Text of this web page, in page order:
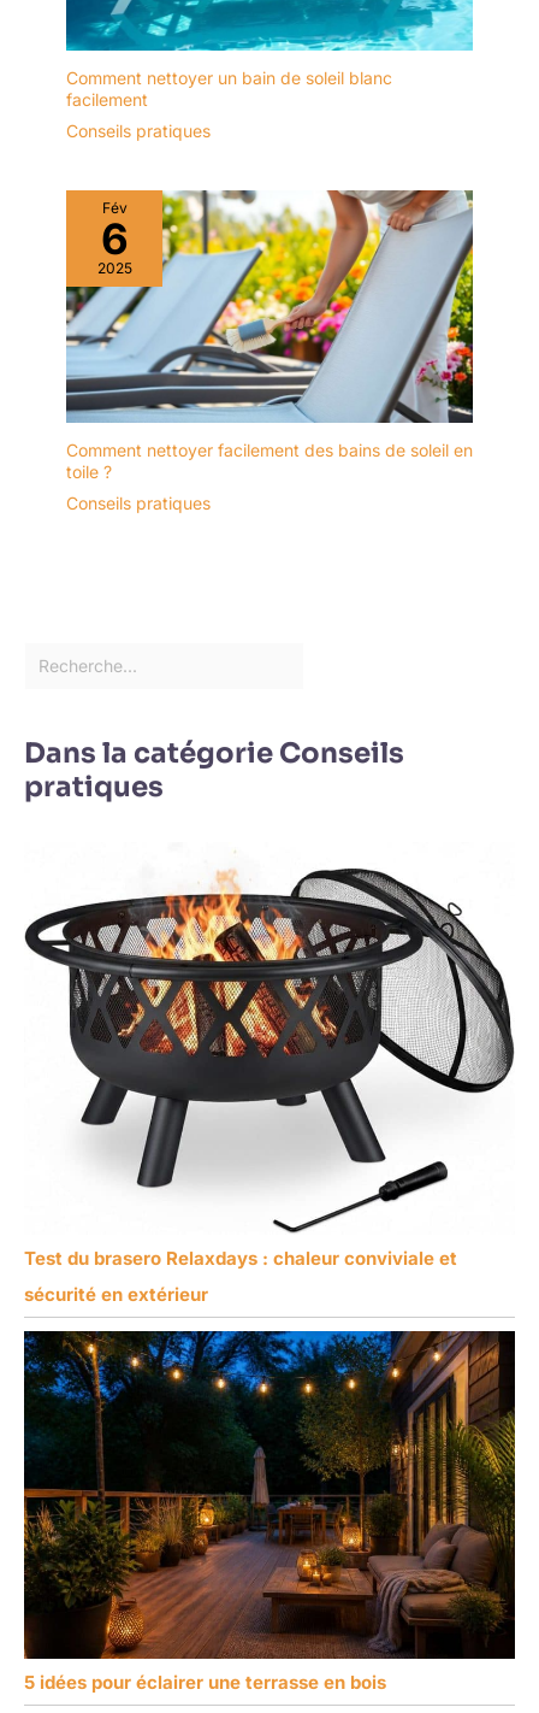
Comment nettoyer un bain de soleil blanc
facilement
Conseils pratiques
Fév
6
2025
Comment nettoyer facilement des bains de soleil en
toile ?
Conseils pratiques
Dans la catégorie Conseils
pratiques
Test du brasero Relaxdays : chaleur conviviale et
sécurité en extérieur
5 idées pour éclairer une terrasse en bois